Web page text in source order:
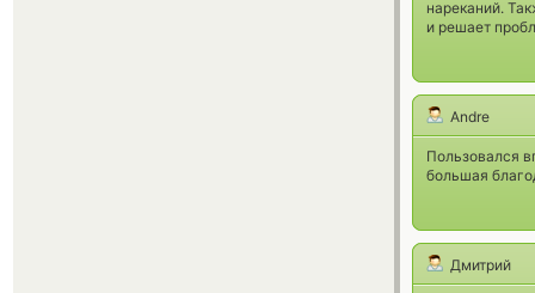
нареканий.
и решает
Andre
Пользовался
большая
Дмитрий